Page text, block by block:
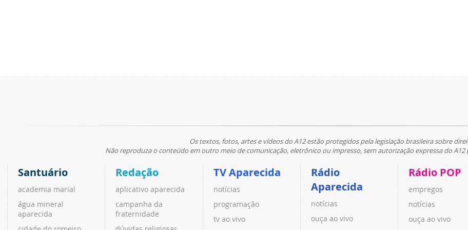
Os textos, fotos, artes e vídeos do A12 estão protegidos pela legislação brasileira sobre
Não reproduza o conteúdo em outro meio de comunicação, eletrônico ou impresso, sem autorização expressa do
Santuário
academia marial
água mineral
aparecida
Redação
aplicativo aparecida
campanha da
fraternidade
TV Aparecida
notícias
programação
tv ao vivo
Rádio
Aparecida
notícias
ouça ao vivo
Rádio POP
empregos
notícias
ouça ao vivo